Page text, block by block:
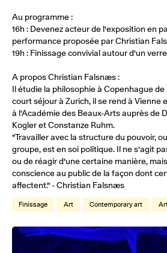
Au programme :
16h : Devenez acteur de l'exposition en
performance proposée par Christian
19h : Finissage convivial autour d'un verre
A propos Christian Falsnæs :
Il étudie la philosophie à Copenhague de
court séjour à Zurich, il se rend à Vienne
à l'Académie des Beaux-Arts auprès de
Kogler et Constanze Ruhm.
"Travailler avec la structure du pouvoir,
groupe, est en soi politique. Il ne s'agit
ou de réagir d'une certaine manière,
conscience au public de la façon dont
affectent." - Christian Falsnæs
Finissage Art Contemporary art